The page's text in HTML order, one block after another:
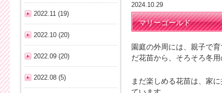
2024.10.29
マリーゴールド
園庭の外周には、親子で
だ花苗から、そろそろ冬
まだ楽しめる花苗は、家
2022.11 (19)
2022.10 (20)
2022.09 (20)
2022.08 (5)